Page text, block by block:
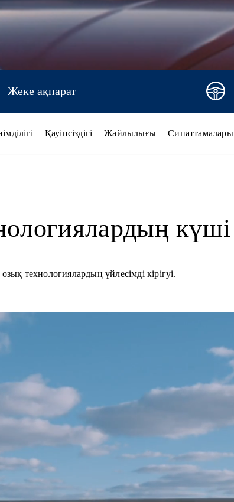
Жеке ақпарат
Қауіпсіздігі Жайлылығы Сипаттамалары
күші
технологиялардың үйлесімді кірігуі.